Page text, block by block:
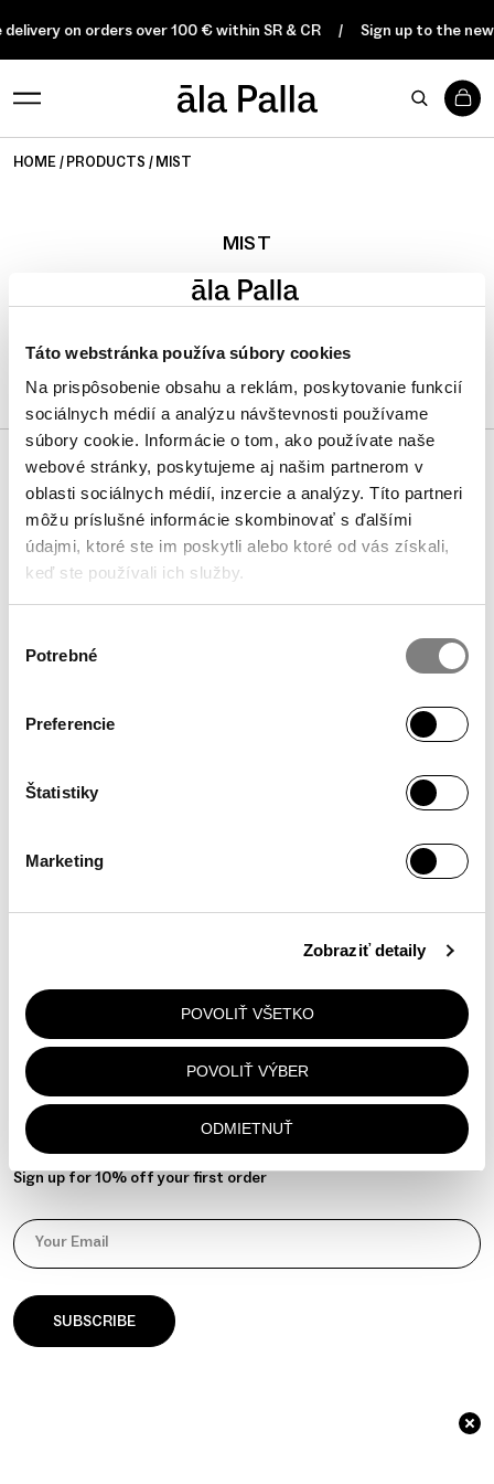
Táto webstránka používa súbory cookies
Na prispôsobenie obsahu a reklám, poskytovanie funkcií
sociálnych médií a analýzu návštevnosti používame
súbory cookie. Informácie o tom, ako používate naše
webové stránky, poskytujeme aj našim partnerom v
oblasti sociálnych médií, inzercie a analýzy. Títo partneri
môžu príslušné informácie skombinovať s ďalšími
údajmi, ktoré ste im poskytli alebo ktoré od vás získali,
keď ste používali ich služby.
súhlasu
Potrebné
Preferencie
Štatistiky
Marketing
Zobraziť detaily
POVOLIŤ VŠETKO
POVOLIŤ VÝBER
ODMIETNUŤ
on orders over 100 € within SR & CR Sign up to the
0
HOME PRODUCTS MIST
MIST
JOIN THE COMMUNITY
@ALAPALLA
ON INSTAGRAM
Monday – Friday / 10:00 – 18:00
Secure Shopping
Contact
Instagram
YouTube
Manage your cookie preferences
NEWSLETTER
Sign up for 10% off your first order
Your Email